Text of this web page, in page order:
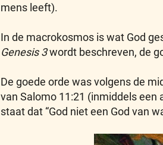
mens leeft).
In de macrokosmos is wat God
Genesis 3wordt beschreven, de
De goede orde was volgens de
van Salomo 11:21 (inmiddels een
staat dat “God niet een God van